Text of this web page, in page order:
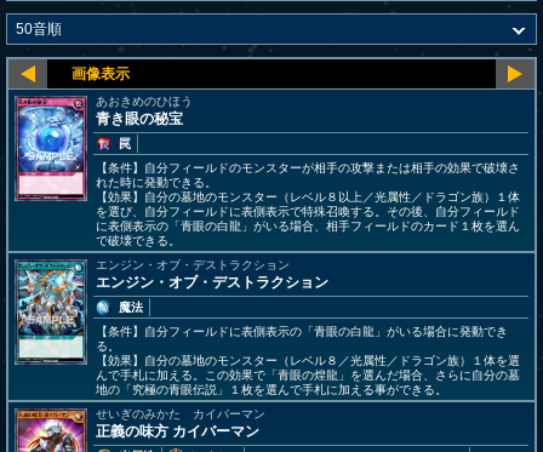
あおきめのひほう
青き眼の秘宝
罠
【条件】自分フィールドのモンスターが相手の攻撃または相手の効果で破壊さ
れた時に発動できる。
【効果】自分の墓地のモンスター（レベル８以上／光属性／ドラゴン族）１体
を選び、自分フィールドに表側表示で特殊召喚する。その後、自分フィールド
に表側表示の「青眼の白龍」がいる場合、相手フィールドのカード１枚を選ん
で破壊できる。
エンジン・オブ・デストラクション
エンジン・オブ・デストラクション
魔法
【条件】自分フィールドに表側表示の「青眼の白龍」がいる場合に発動でき
る。
【効果】自分の墓地のモンスター（レベル８／光属性／ドラゴン族）１体を選
んで手札に加える。この効果で「青眼の煌龍」を選んだ場合、さらに自分の墓
地の「究極の青眼伝説」１枚を選んで手札に加える事ができる。
せいぎのみかた カイバーマン
正義の味方 カイバーマン